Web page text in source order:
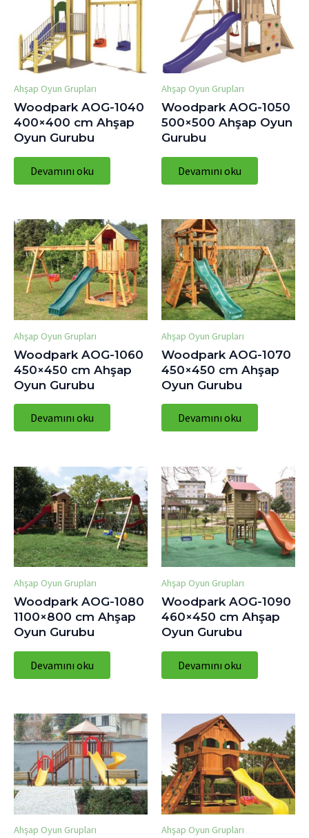
Ahşap Oyun Grupları
Woodpark AOG-1040
400×400 cm Ahşap
Oyun Gurubu
Devamını oku
Ahşap Oyun Grupları
Woodpark AOG-1050
500×500 Ahşap Oyun
Gurubu
Devamını oku
Ahşap Oyun Grupları
Woodpark AOG-1060
450×450 cm Ahşap
Oyun Gurubu
Devamını oku
Ahşap Oyun Grupları
Woodpark AOG-1070
450×450 cm Ahşap
Oyun Gurubu
Devamını oku
Ahşap Oyun Grupları
Woodpark AOG-1080
1100×800 cm Ahşap
Oyun Gurubu
Devamını oku
Ahşap Oyun Grupları
Woodpark AOG-1090
460×450 cm Ahşap
Oyun Gurubu
Devamını oku
Ahşap Oyun Grupları Ahşap Oyun Grupları